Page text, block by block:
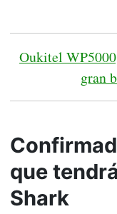
Oukitel
gran
que
Shark